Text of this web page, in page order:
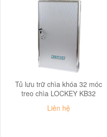
Tủ lưu trữ chìa khóa 32 móc
treo chìa LOCKEY KB32
Liên hệ